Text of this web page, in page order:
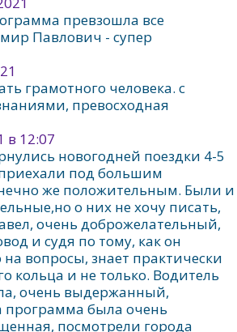
превзошла все
Павлович - супер
грамотного человека. с
превосходная
в 12:07
новогодней поездки 4-5
под большим
же положительным. Были и
о них не хочу писать,
очень доброжелательный,
и судя по тому, как он
вопросы, знает практически
кольца и не только. Водитель
очень выдержанный,
программа была очень
посмотрели города